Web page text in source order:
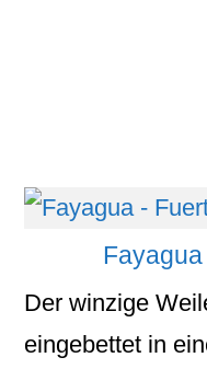
Der winzige
eingebettet in